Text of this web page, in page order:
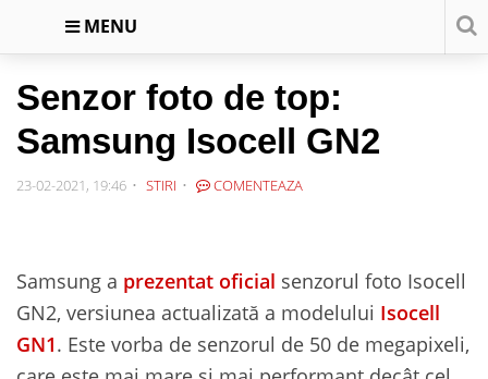
MENU
Senzor foto de top:
Samsung Isocell GN2
23-02-2021, 19:46 STIRI COMENTEAZA
Samsung a prezentat oficial senzorul foto Isocell
GN2, versiunea actualizată a modelului Isocell
GN1. Este vorba de senzorul de 50 de megapixeli,